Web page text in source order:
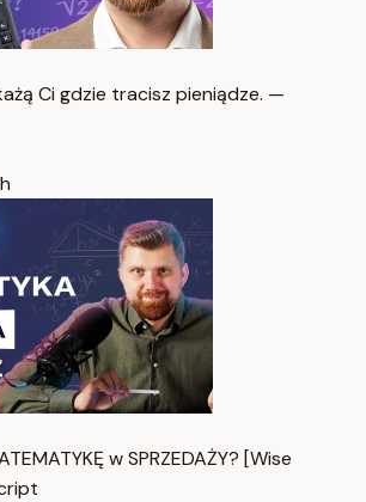
Ci gdzie tracisz pieniądze. —
w SPRZEDAŻY? [Wise